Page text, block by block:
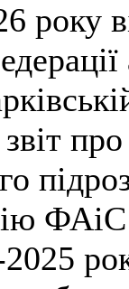
року
2025